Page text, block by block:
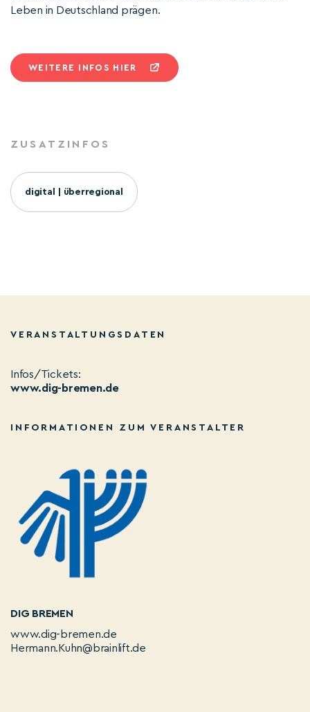
Leben in Deutschland prägen.
WEITERE INFOS HIER
ZUSATZINFOS
digital | überregional
VERANSTALTUNGSDATEN
Infos/Tickets:
www.dig-bremen.de
INFORMATIONEN ZUM VERANSTALTER
DIG BREMEN
www.dig-bremen.de
Hermann.Kuhn@brainlift.de